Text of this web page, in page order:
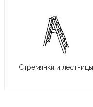
Стремянки и лестницы